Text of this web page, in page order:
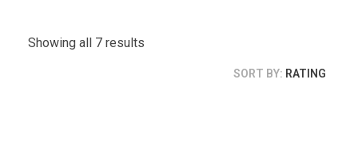
Showing all 7 results
SORT BY: RATING